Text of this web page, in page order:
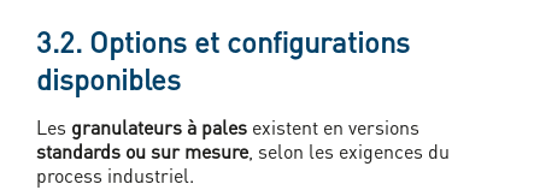
3.2. Options et configurations
disponibles
Les granulateurs à pales existent en versions
standards ou sur mesure, selon les exigences du
process industriel.